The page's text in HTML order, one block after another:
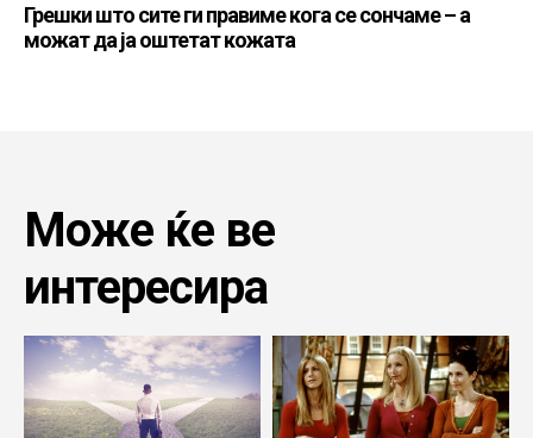
Грешки што сите ги правиме кога се сончаме – а
можат да ја оштетат кожата
Може ќе ве
интересира